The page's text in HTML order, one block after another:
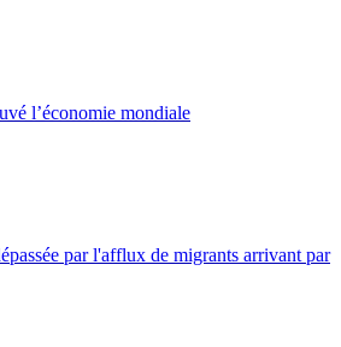
l’économie mondiale
par l'afflux de migrants arrivant par